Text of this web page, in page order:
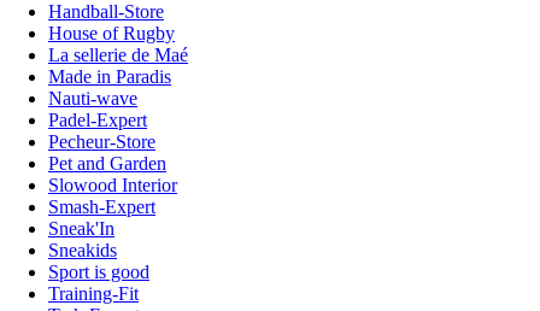
Handball-Store
House of Rugby
La sellerie de Maé
Made in Paradis
Nauti-wave
Padel-Expert
Pecheur-Store
Pet and Garden
Slowood Interior
Smash-Expert
Sneak'In
Sneakids
Sport is good
Training-Fit